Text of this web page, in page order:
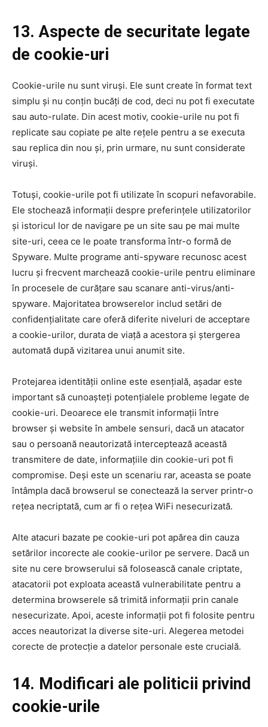
13. Aspecte de securitate legate
de cookie-uri
Cookie-urile nu sunt viruși. Ele sunt create în format text
simplu și nu conțin bucăți de cod, deci nu pot fi executate
sau auto-rulate. Din acest motiv, cookie-urile nu pot fi
replicate sau copiate pe alte rețele pentru a se executa
sau replica din nou și, prin urmare, nu sunt considerate
viruși.
Totuși, cookie-urile pot fi utilizate în scopuri nefavorabile.
Ele stochează informații despre preferințele utilizatorilor
și istoricul lor de navigare pe un site sau pe mai multe
site-uri, ceea ce le poate transforma într-o formă de
Spyware. Multe programe anti-spyware recunosc acest
lucru și frecvent marchează cookie-urile pentru eliminare
în procesele de curățare sau scanare anti-virus/anti-
spyware. Majoritatea browserelor includ setări de
confidențialitate care oferă diferite niveluri de acceptare
a cookie-urilor, durata de viață a acestora și ștergerea
automată după vizitarea unui anumit site.
Protejarea identității online este esențială, așadar este
important să cunoașteți potențialele probleme legate de
cookie-uri. Deoarece ele transmit informații între
browser și website în ambele sensuri, dacă un atacator
sau o persoană neautorizată interceptează această
transmitere de date, informațiile din cookie-uri pot fi
compromise. Deși este un scenariu rar, aceasta se poate
întâmpla dacă browserul se conectează la server printr-o
rețea necriptată, cum ar fi o rețea WiFi nesecurizată.
Alte atacuri bazate pe cookie-uri pot apărea din cauza
setărilor incorecte ale cookie-urilor pe servere. Dacă un
site nu cere browserului să folosească canale criptate,
atacatorii pot exploata această vulnerabilitate pentru a
determina browserele să trimită informații prin canale
nesecurizate. Apoi, aceste informații pot fi folosite pentru
acces neautorizat la diverse site-uri. Alegerea metodei
corecte de protecție a datelor personale este crucială.
14. Modificari ale politicii privind
cookie-urile